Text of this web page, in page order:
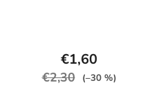
€1,60
€2,30 (–30 %)